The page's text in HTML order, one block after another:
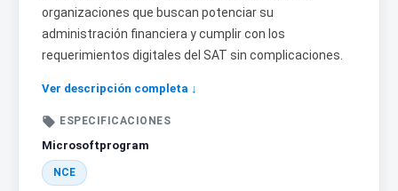
organizaciones que buscan potenciar su
administración financiera y cumplir con los
requerimientos digitales del SAT sin complicaciones.
Ver descripción completa ↓
 ESPECIFICACIONES
Microsoftprogram
NCE